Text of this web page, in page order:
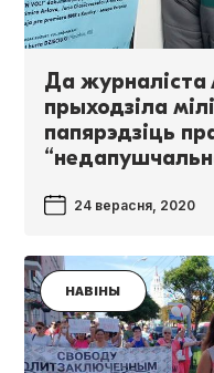
Да журналіста
прыходзіла
папярэдзіць
24 верасня, 2020
НАВІНЫ